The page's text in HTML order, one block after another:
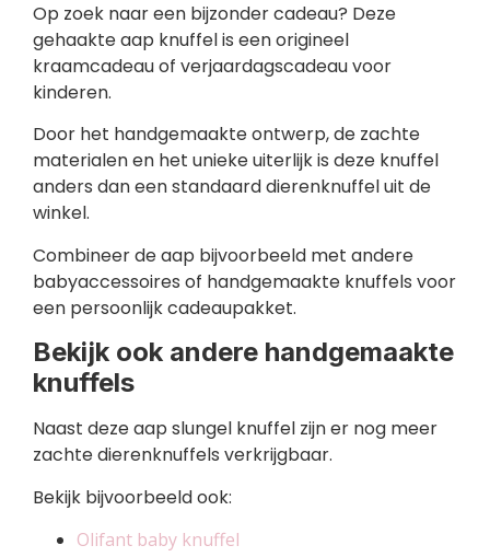
Op zoek naar een bijzonder cadeau? Deze
gehaakte aap knuffel is een origineel
kraamcadeau of verjaardagscadeau voor
kinderen.
Door het handgemaakte ontwerp, de zachte
materialen en het unieke uiterlijk is deze knuffel
anders dan een standaard dierenknuffel uit de
winkel.
Combineer de aap bijvoorbeeld met andere
babyaccessoires of handgemaakte knuffels voor
een persoonlijk cadeaupakket.
Bekijk ook andere handgemaakte
knuffels
Naast deze aap slungel knuffel zijn er nog meer
zachte dierenknuffels verkrijgbaar.
Bekijk bijvoorbeeld ook:
Olifant baby knuffel